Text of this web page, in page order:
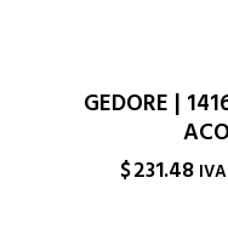
GEDORE |
$231.48